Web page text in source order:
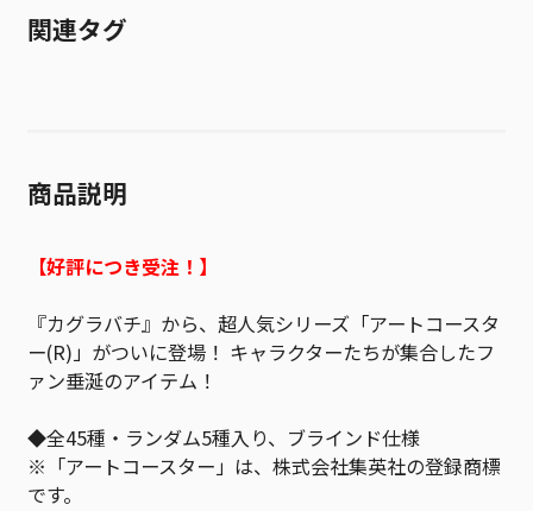
関連タグ
商品説明
【好評につき受注！】
『カグラバチ』から、超人気シリーズ「アートコースタ
ー(R)」がついに登場！ キャラクターたちが集合したフ
ァン垂涎のアイテム！
◆全45種・ランダム5種入り、ブラインド仕様
※「アートコースター」は、株式会社集英社の登録商標
です。